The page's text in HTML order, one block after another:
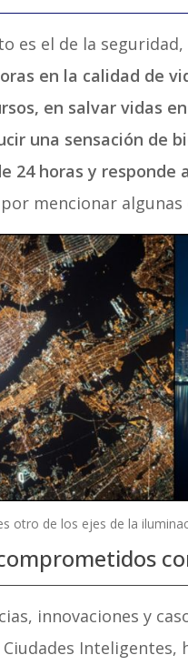
es el de la
en la calidad de
en salvar vidas
una sensación de
24 horas y responde
mencionar
otro de los ejes de la
innovaciones y
Inteligentes,